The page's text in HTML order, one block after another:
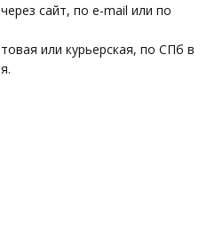
сайт, по e-mail или по
или курьерская, по СПб в